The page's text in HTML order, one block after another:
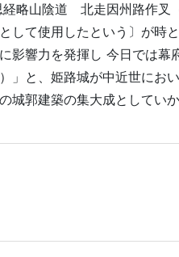
経略山陰道 北走因州路作叉
して使用したという〕が時
影響力を発揮し 今日では
」と、姫路城が中近世にお
城郭建築の集大成としてい